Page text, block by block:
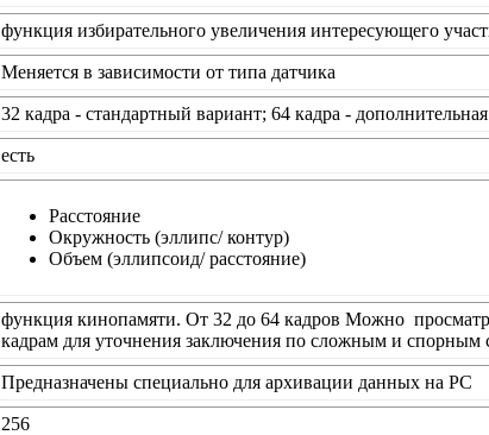
функция избирательного увеличения интересующего
Меняется в зависимости от типа датчика
32 кадра - стандартный вариант; 64 кадра -
есть
Расстояние
Окружность (эллипс/ контур)
Объем (эллипсоид/ расстояние)
функция кинопамяти. От 32 до 64 кадров Можно
кадрам для уточнения заключения по сложным и спорным
Предназначены специально для архивации данных на PC
256